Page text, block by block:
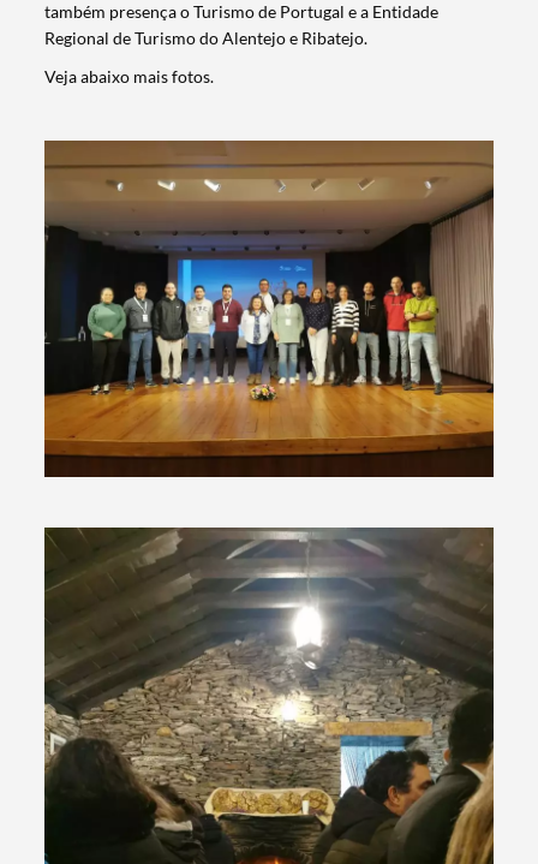
também presença o Turismo de Portugal e a Entidade
Regional de Turismo do Alentejo e Ribatejo.
Veja abaixo mais fotos.